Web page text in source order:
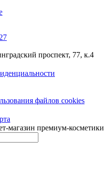
проспект, 77, к.4
файлов cookies
магазин премиум-косметики